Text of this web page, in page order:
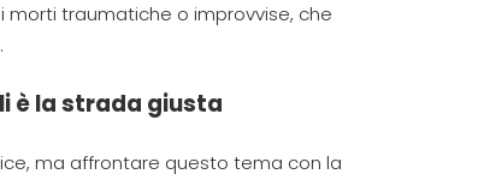
traumatiche o improvvise, che
è la strada giusta
ma affrontare questo tema con la